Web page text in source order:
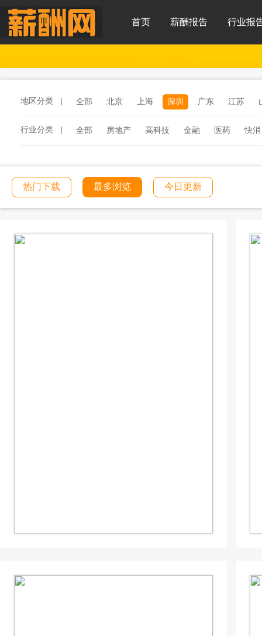
首页 薪酬报告 行业报
地区分类 | 全部 北京 上海 深圳 广东 江苏
行业分类 | 全部 房地产 高科技 金融 医药
快消
工程建筑
文化传媒 学校教育 医院医疗
热门下载 最多浏览 今日更新